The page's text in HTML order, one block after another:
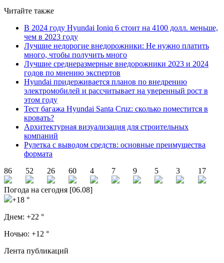
Читайте также
В 2024 году Hyundai Ioniq 6 стоит на 4100 долл. меньше,
чем в 2023 году
Лучшие недорогие внедорожники: Не нужно платить
много, чтобы получить много
Лучшие среднеразмерные внедорожники 2023 и 2024
годов по мнению экспертов
Hyundai придерживается планов по внедрению
электромобилей и рассчитывает на уверенный рост в
этом году
Тест багажа Hyundai Santa Cruz: сколько поместится в
кровать?
Архитектурная визуализация для строительных
компаний
Рулетка с выводом средств: основные преимущества
формата
86
52 26 60 4 7 9 5 3 17
Погода на сегодня [06.08]
+18 °
Днем: +22 °
Ночью: +12 °
Лента публикаций